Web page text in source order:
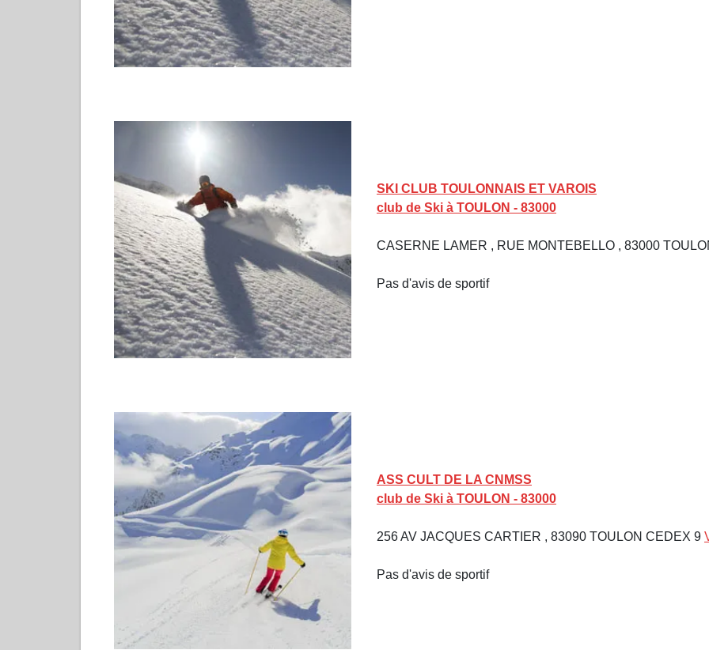
SKI CLUB TOULONNAIS ET VAROIS
club de Ski à TOULON - 83000
CASERNE LAMER , RUE MONTEBELLO , 83000
Pas d'avis de sportif
ASS CULT DE LA CNMSS
club de Ski à TOULON - 83000
256 AV JACQUES CARTIER , 83090 TOULON CEDEX 9
Pas d'avis de sportif